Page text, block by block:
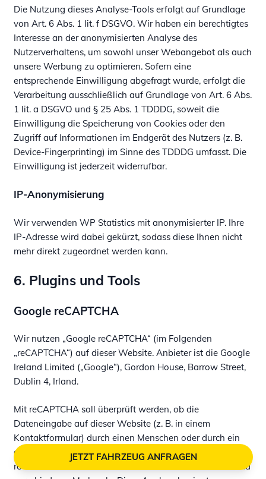
JETZT FAHRZEUG ANFRAGEN
Die Nutzung dieses Analyse-Tools erfolgt auf Grundlage
von Art. 6 Abs. 1 lit. f DSGVO. Wir haben ein berechtigtes
Interesse an der anonymisierten Analyse des
Nutzerverhaltens, um sowohl unser Webangebot als auch
unsere Werbung zu optimieren. Sofern eine
entsprechende Einwilligung abgefragt wurde, erfolgt die
Verarbeitung ausschließlich auf Grundlage von Art. 6 Abs.
1 lit. a DSGVO und § 25 Abs. 1 TDDDG, soweit die
Einwilligung die Speicherung von Cookies oder den
Zugriff auf Informationen im Endgerät des Nutzers (z. B.
Device-Fingerprinting) im Sinne des TDDDG umfasst. Die
Einwilligung ist jederzeit widerrufbar.
IP-Anonymisierung
Wir verwenden WP Statistics mit anonymisierter IP. Ihre
IP-Adresse wird dabei gekürzt, sodass diese Ihnen nicht
mehr direkt zugeordnet werden kann.
6. Plugins und Tools
Google reCAPTCHA
Wir nutzen „Google reCAPTCHA“ (im Folgenden
„reCAPTCHA“) auf dieser Website. Anbieter ist die Google
Ireland Limited („Google“), Gordon House, Barrow Street,
Dublin 4, Irland.
Mit reCAPTCHA soll überprüft werden, ob die
Dateneingabe auf dieser Website (z. B. in einem
Kontaktformular) durch einen Menschen oder durch ein
automatisiertes Programm erfolgt. Hierzu analysiert
reCAPTCHA das Verhalten des Websitebesuchers anhand